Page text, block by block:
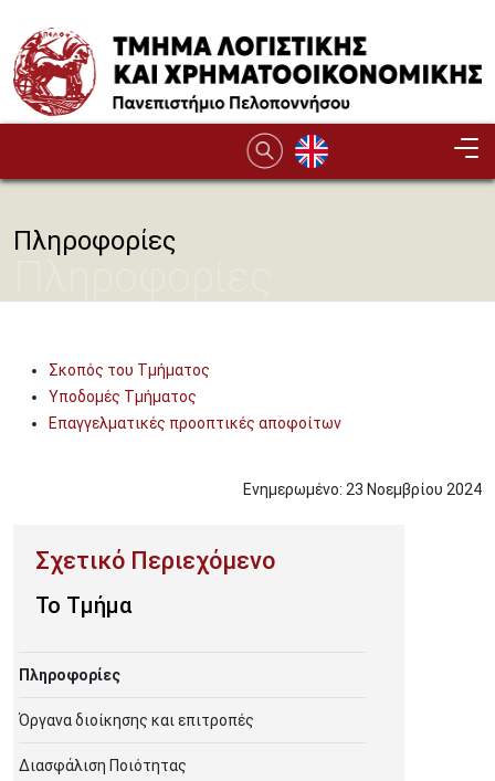
Πληροφορίες
Σκοπός του Τμήματος
Υποδομές Τμήματος
Επαγγελματικές προοπτικές αποφοίτων
Ενημερωμένο: 23 Νοεμβρίου 2024
To Τμήμα
Πληροφορίες
Όργανα διοίκησης και επιτροπές
Διασφάλιση Ποιότητας